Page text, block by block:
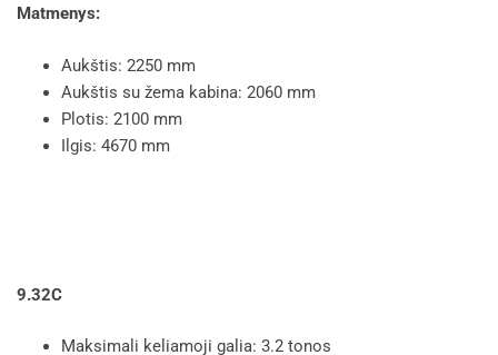
Matmenys:
Aukštis: 2250 mm
Aukštis su žema kabina: 2060 mm
Plotis: 2100 mm
Ilgis: 4670 mm
9.32C
Maksimali keliamoji galia: 3.2 tonos